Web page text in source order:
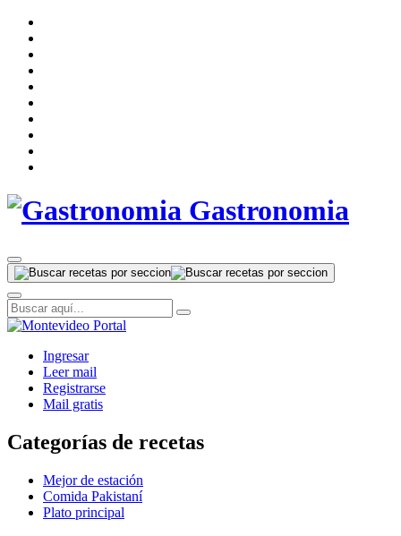
Gastronomia
Ingresar
Leer mail
Registrarse
Mail gratis
Categorías de recetas
Mejor de estación
Comida Pakistaní
Plato principal